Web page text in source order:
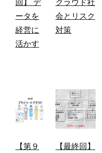
回】 デ
ータを
経営に
活かす
クラウド社
会とリスク
対策
【第９
【最終回】